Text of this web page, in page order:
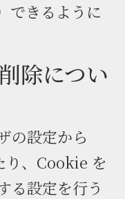
できるように
除につい
の設定から
り、Cookie を
る設定を行う